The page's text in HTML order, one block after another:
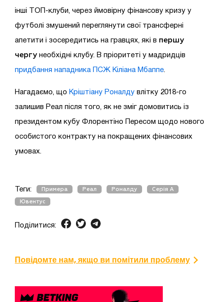
інші ТОП-клуби, через ймовірну фінансову кризу у
футболі змушений переглянути свої трансферні
апетити і зосередитись на гравцях, які в першу
чергу необхідні клубу. В пріоритеті у мадридців
придбання нападника ПСЖ Кіліана Мбаппе
Нагадаємо, що Кріштіану Роналду влітку 2018-го
залишив Реал після того, як не зміг домовитись із
президентом кубу Флорентіно Пересом щодо нового
особистого контракту на покращених фінансових
умовах.
Теги: Примера Реал Роналду Серія А
Ювентус
Поділитися:
Повідомте нам, якщо ви помітили проблему